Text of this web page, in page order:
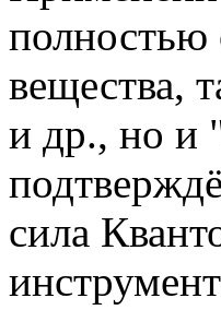
полностью
вещества,
и др., но и
сила